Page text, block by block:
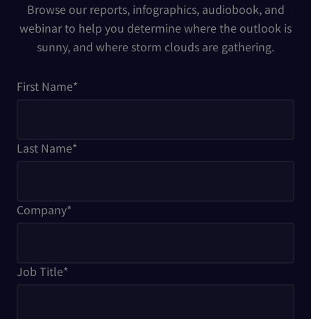
Browse our reports, infographics, audiobook, and
webinar to help you determine where the outlook is
sunny, and where storm clouds are gathering.
First Name*
Last Name*
Company*
Job Title*